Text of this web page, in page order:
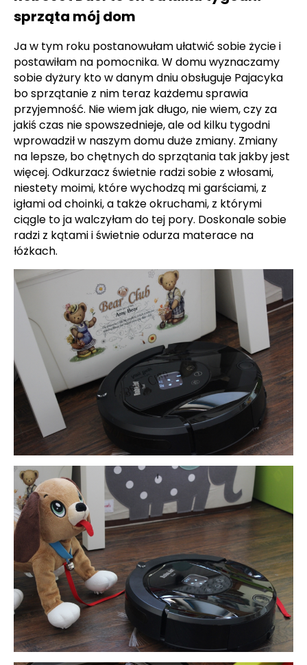
sprząta mój dom
Ja w tym roku postanowułam ułatwić sobie życie i
postawiłam na pomocnika. W domu wyznaczamy
sobie dyżury kto w danym dniu obsługuje Pajacyka
bo sprzątanie z nim teraz każdemu sprawia
przyjemność. Nie wiem jak długo, nie wiem, czy za
jakiś czas nie spowszednieje, ale od kilku tygodni
wprowadził w naszym domu duże zmiany. Zmiany
na lepsze, bo chętnych do sprzątania tak jakby jest
więcej. Odkurzacz świetnie radzi sobie z włosami,
niestety moimi, które wychodzą mi garściami, z
igłami od choinki, a także okruchami, z którymi
ciągle to ja walczyłam do tej pory. Doskonale sobie
radzi z kątami i świetnie odurza materace na
łóżkach.